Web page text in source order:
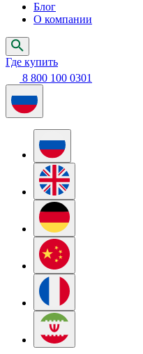
Блог
О компании
Где купить
8 800 100 0301